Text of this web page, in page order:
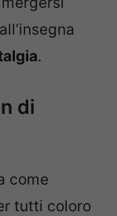
.
di
come
tutti coloro